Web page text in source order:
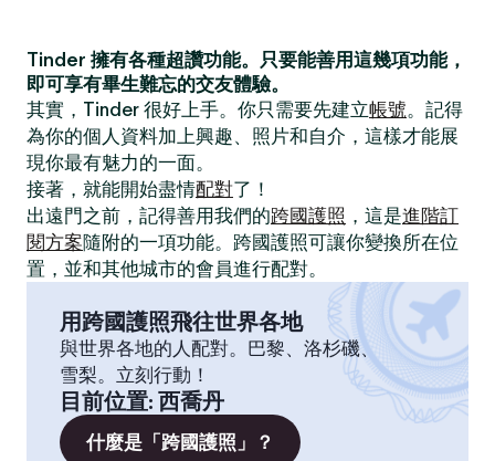
Tinder 擁有各種超讚功能。只要能善用這幾項功能，
即可享有畢生難忘的交友體驗。
其實，Tinder 很好上手。你只需要先建立帳號。記得
為你的個人資料加上興趣、照片和自介，這樣才能展
現你最有魅力的一面。
接著，就能開始盡情配對了！
出遠門之前，記得善用我們的跨國護照 ，這是進階訂
閱方案隨附的一項功能。跨國護照可讓你變換所在位
置，並和其他城市的會員進行配對。
用跨國護照飛往世界各地
與世界各地的人配對。巴黎、洛杉磯、
雪梨。立刻行動！
目前位置: 西喬丹
什麼是「跨國護照」？